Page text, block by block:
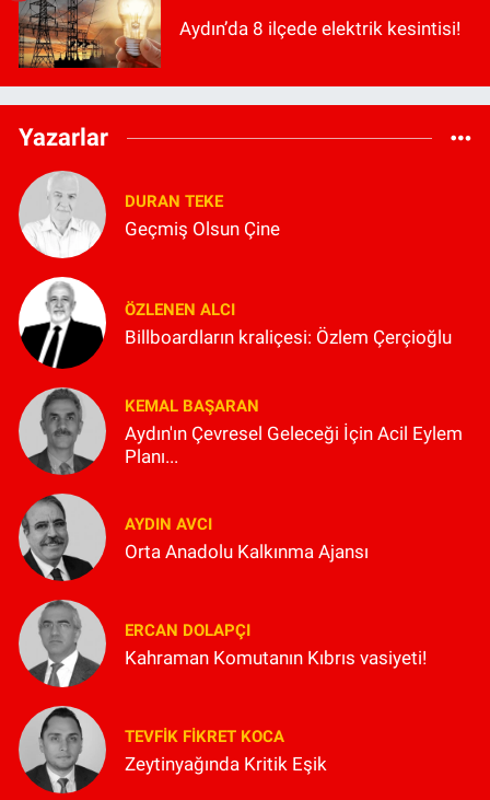
Aydın’da 8 ilçede elektrik kesintisi!
Yazarlar
DURAN TEKE
Geçmiş Olsun Çine
ÖZLENEN ALCI
Billboardların kraliçesi: Özlem Çerçioğlu
KEMAL BAŞARAN
Aydın'ın Çevresel Geleceği İçin Acil Eylem
Planı...
AYDIN AVCI
Orta Anadolu Kalkınma Ajansı
ERCAN DOLAPÇI
Kahraman Komutanın Kıbrıs vasiyeti!
TEVFIK FIKRET KOCA
Zeytinyağında Kritik Eşik